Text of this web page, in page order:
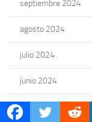
septiembre 2024
agosto 2024
julio 2024
junio 2024
mayo 2024